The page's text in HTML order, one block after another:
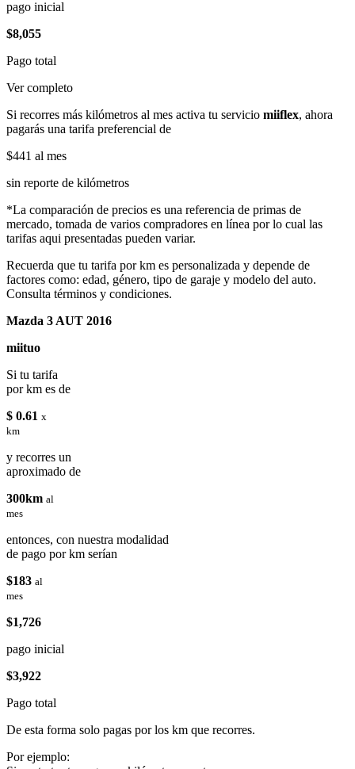
pago inicial
$8,055
Pago total
Ver completo
Si recorres más kilómetros al mes activa tu servicio miiflex, ahora
pagarás una tarifa preferencial de
$441 al mes
sin reporte de kilómetros
*La comparación de precios es una referencia de primas de
mercado, tomada de varios compradores en línea por lo cual las
tarifas aqui presentadas pueden variar.
Recuerda que tu tarifa por km es personalizada y depende de
factores como: edad, género, tipo de garaje y modelo del auto.
Consulta términos y condiciones.
Mazda 3 AUT 2016
miituo
Si tu tarifa
por km es de
$ 0.61 x
km
y recorres un
aproximado de
300km al
mes
entonces, con nuestra modalidad
de pago por km serían
$183 al
mes
$1,726
pago inicial
$3,922
Pago total
De esta forma solo pagas por los km que recorres.
Por ejemplo: